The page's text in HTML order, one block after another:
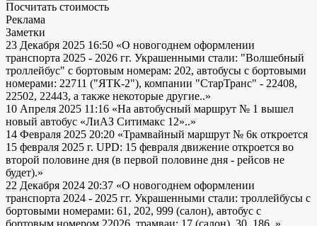
Посчитать стоимость
Реклама
Заметки
23 Декабря 2025 16:50 «О новогоднем оформлении
транспорта 2025 - 2026 гг. Украшенными стали: "Волшебный
троллейбус" с бортовым номерам: 202, автобусы с бортовыми
номерами: 22711 ("ЯТК-2"), компании "СтарТранс" - 22408,
22502, 22443, а также некоторые другие..»
10 Апреля 2025 11:16 «На автобусный маршрут № 1 вышел
новый автобус «ЛиАЗ Ситимакс 12»..»
14 Февраля 2025 20:20 «Трамвайный маршрут № 6к откроется
15 февраля 2025 г. UPD: 15 февраля движение откроется во
второй половине дня (в первой половине дня - рейсов не
будет).»
22 Декабря 2024 20:37 «О новогоднем оформлении
транспорта 2024 - 2025 гг. Украшенными стали: троллейбусы с
бортовыми номерами: 61, 202, 999 (салон), автобус с